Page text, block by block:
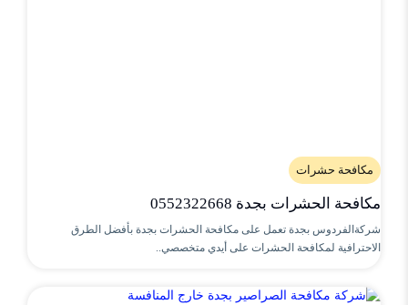
مكافحة حشرات
مكافحة الحشرات بجدة 0552322668
شركةالفردوس بجدة تعمل على مكافحة الحشرات بجدة بأفضل الطرق
الاحترافية لمكافحة الحشرات على أيدي متخصصي..